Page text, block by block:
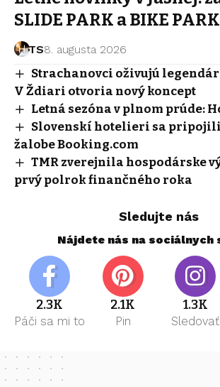
SLIDE PARK a BIKE PARK
TS8. augusta 2026
Strachanovci oživujú
V Ždiari otvoria nový koncept
Letná sezóna v plnom prúde:
Slovenskí hotelieri sa
žalobe Booking.com
TMR zverejnila hospodárske
prvý polrok finančného roka
Sledujte nás
Nájdete nás na sociálnych
2.3K
Páči sa mi to
2.1K
Pin
1.3K
Sledovať